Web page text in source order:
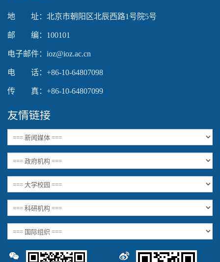
地 址：北京市朝阳区北辰西路1号院5号
邮 编：100101
电子邮件：ioz@ioz.ac.cn
电 话：+86-10-64807098
传 真：+86-10-64807099
友情链接